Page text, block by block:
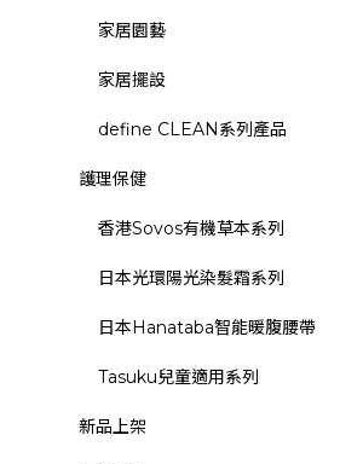
家居園藝
家居擺設
define CLEAN系列產品
護理保健
香港Sovos有機草本系列
日本光環陽光染髮霜系列
日本Hanataba智能暖腹腰帶
Tasuku兒童適用系列
新品上架